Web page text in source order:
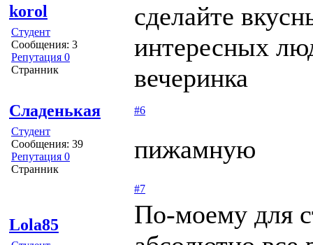
korol
Студент
Сообщения: 3
Репутация 0
Странник
сделайте
интересных
вечеринка
Сладенькая
Студент
Сообщения: 39
Репутация 0
Странник
#6
пижамную
Lola85
#7
По-моему для